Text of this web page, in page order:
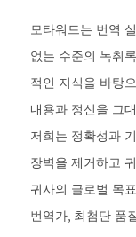
모타워드는 번역
없는 수준의 녹취
적인 지식을 바탕
내용과 정신을 그
저희는 정확성과
장벽을 제거하고
귀사의 글로벌 목
번역가, 최첨단 품